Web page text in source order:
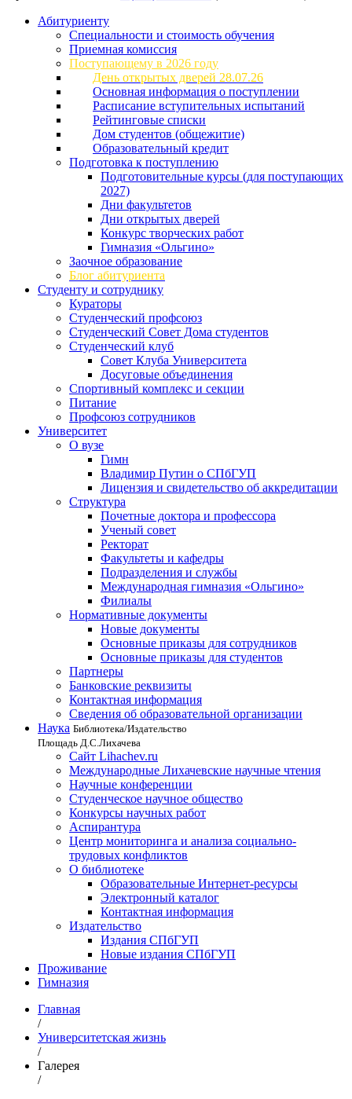
Абитуриенту
Специальности и стоимость обучения
Приемная комиссия
Поступающему в 2026 году
День открытых дверей 28.07.26
Основная информация о поступлении
Расписание вступительных испытаний
Рейтинговые списки
Дом студентов (общежитие)
Образовательный кредит
Подготовка к поступлению
Подготовительные курсы (для поступающих
2027)
Дни факультетов
Дни открытых дверей
Конкурс творческих работ
Гимназия «Ольгино»
Заочное образование
Блог абитуриента
Студенту и сотруднику
Кураторы
Студенческий профсоюз
Студенческий Совет Дома студентов
Студенческий клуб
Совет Клуба Университета
Досуговые объединения
Спортивный комплекс и секции
Питание
Профсоюз сотрудников
Университет
О вузе
Гимн
Владимир Путин о СПбГУП
Лицензия и свидетельство об аккредитации
Структура
Почетные доктора и профессора
Ученый совет
Ректорат
Факультеты и кафедры
Подразделения и службы
Международная гимназия «Ольгино»
Филиалы
Нормативные документы
Новые документы
Основные приказы для сотрудников
Основные приказы для студентов
Партнеры
Банковские реквизиты
Контактная информация
Сведения об образовательной организации
Наука Библиотека/Издательство
Площадь Д.С.Лихачева
Сайт Lihachev.ru
Международные Лихачевские научные чтения
Научные конференции
Студенческое научное общество
Конкурсы научных работ
Аспирантура
Центр мониторинга и анализа социально-
трудовых конфликтов
О библиотеке
Образовательные Интернет-ресурсы
Электронный каталог
Контактная информация
Издательство
Издания СПбГУП
Новые издания СПбГУП
Проживание
Гимназия
Главная
/
Университетская жизнь
/
Галерея
/